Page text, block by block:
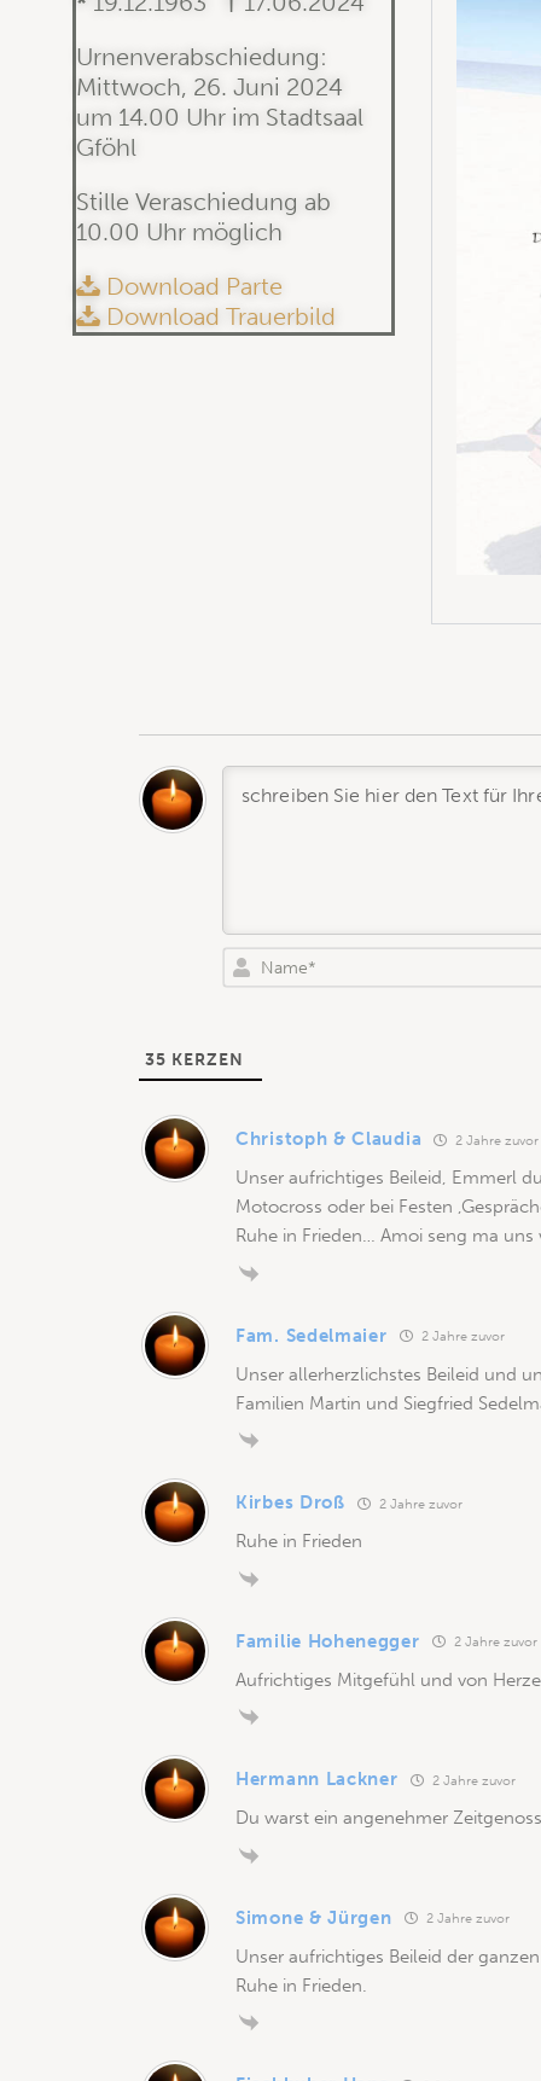
Urnenverabschiedung:
Mittwoch, 26. Juni 2024
um 14.00 Uhr im Stadtsaal
Gföhl
Stille Veraschiedung ab
10.00 Uhr möglich
Download Parte
Download Trauerbild
35 KERZEN
Christoph & Claudia 2 Jahre zuvor
Unser aufrichtiges Beileid, Emmerl
Motocross oder bei Festen
Ruhe in Frieden… Amoi seng ma uns
Fam. Sedelmaier 2 Jahre zuvor
Unser allerherzlichstes Beileid und
Familien Martin und Siegfried
Kirbes Droß 2 Jahre zuvor
Ruhe in Frieden
Familie Hohenegger 2 Jahre zuvor
Aufrichtiges Mitgefühl und von
Hermann Lackner 2 Jahre zuvor
Du warst ein angenehmer
Simone & Jürgen 2 Jahre zuvor
Unser aufrichtiges Beileid der
Ruhe in Frieden.